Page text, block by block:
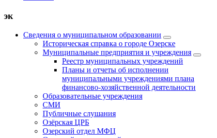
эк
Сведения о муниципальном образовании
Историческая справка о городе Озерске
Муниципальные предприятия и учреждения
Реестр муниципальных учреждений
Планы и отчеты об исполнении
муниципальными учреждениями плана
финансово-хозяйственной деятельности
Образовательные учреждения
СМИ
Публичные слушания
Озёрская ЦРБ
Озерский отдел МФЦ